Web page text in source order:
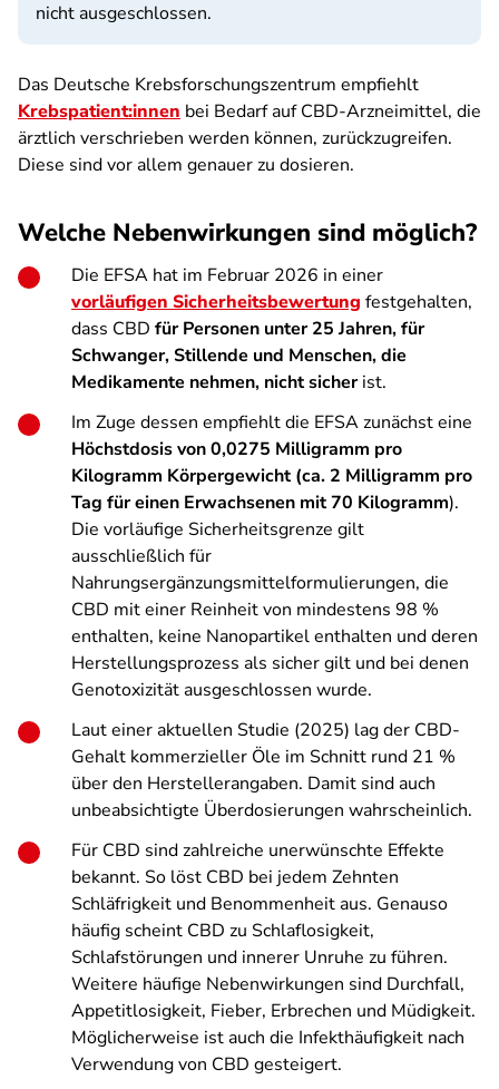
nicht ausgeschlossen.
Das Deutsche Krebsforschungszentrum empfiehlt
Krebspatient:innen bei Bedarf auf CBD-Arzneimittel, die
ärztlich verschrieben werden können, zurückzugreifen.
Diese sind vor allem genauer zu dosieren.
Welche Nebenwirkungen sind möglich?
Die EFSA hat im Februar 2026 in einer
vorläufigen Sicherheitsbewertung festgehalten,
dass CBD für Personen unter 25 Jahren, für
Schwanger, Stillende und Menschen, die
Medikamente nehmen, nicht sicherist.
Im Zuge dessen empfiehlt die EFSA zunächst eine
Höchstdosis von 0,0275 Milligramm pro
Kilogramm Körpergewicht (ca. 2 Milligramm pro
Tag für einen Erwachsenen mit 70 Kilogramm).
Die vorläufige Sicherheitsgrenze gilt
ausschließlich für
Nahrungsergänzungsmittelformulierungen, die
CBD mit einer Reinheit von mindestens 98 %
enthalten, keine Nanopartikel enthalten und deren
Herstellungsprozess als sicher gilt und bei denen
Genotoxizität ausgeschlossen wurde.
Laut einer aktuellen Studie (2025) lag der CBD-
Gehalt kommerzieller Öle im Schnitt rund 21 %
über den Herstellerangaben. Damit sind auch
unbeabsichtigte Überdosierungen wahrscheinlich.
Für CBD sind zahlreiche unerwünschte Effekte
bekannt. So löst CBD bei jedem Zehnten
Schläfrigkeit und Benommenheit aus. Genauso
häufig scheint CBD zu Schlaflosigkeit,
Schlafstörungen und innerer Unruhe zu führen.
Weitere häufige Nebenwirkungen sind Durchfall,
Appetitlosigkeit, Fieber, Erbrechen und Müdigkeit.
Möglicherweise ist auch die Infekthäufigkeit nach
Verwendung von CBD gesteigert.